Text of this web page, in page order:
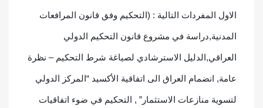
الاول المفردات التالية : (التحكيم وفق قانون المرافعات
المدنية,دراسة في مشروع قانون التحكيم الدولي
العراقي,الدليل الاسترشادي لصياغة شرط التحكيم – نظرة
عامة, انضمام العراق الى اتفاقية الأكسيد “المركز الدولي
لتسوية منازعات الاستثمار” , التحكيم في ضوء اتفاقيات